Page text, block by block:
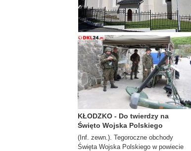
KŁODZKO - Do twierdzy na
Święto Wojska Polskiego
(Inf. zewn.). Tegoroczne obchody
Święta Wojska Polskiego w powiecie